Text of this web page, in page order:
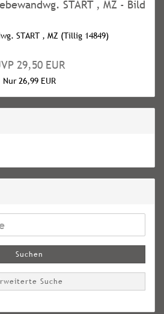
START , MZ (Tillig 14849)
29,50 EUR
Nur 26,99 EUR
Suchen
Suche